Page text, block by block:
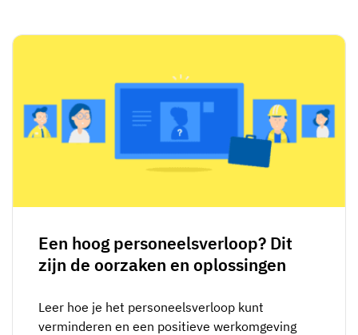
Een hoog personeelsverloop? Dit
zijn de oorzaken en oplossingen
Leer hoe je het personeelsverloop kunt
verminderen en een positieve werkomgeving